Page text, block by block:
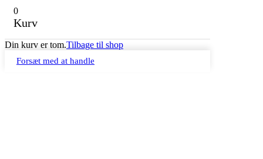
0
Kurv
Din kurv er tom.Tilbage til shop
Forsæt med at handle